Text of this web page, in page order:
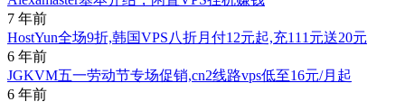
7 年前
HostYun全场9折,韩国VPS八折月付12元起,充111元送20元
6 年前
JGKVM五一劳动节专场促销,cn2线路vps低至16元/月起
6 年前